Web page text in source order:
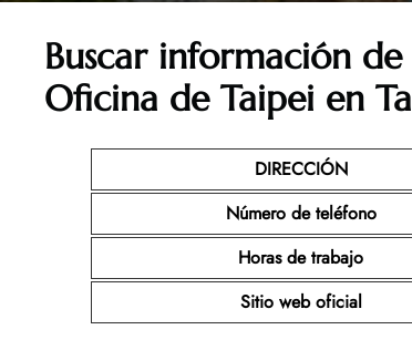
Buscar información
Oficina de Taipei en
DIRECCIÓN
Número de teléfono
Horas de trabajo
Sitio web oficial